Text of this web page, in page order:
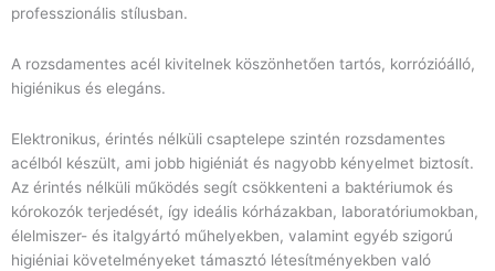
professzionális stílusban.
A rozsdamentes acél kivitelnek köszönhetően tartós, korrózióálló,
higiénikus és elegáns.
Elektronikus, érintés nélküli csaptelepe szintén rozsdamentes
acélból készült, ami jobb higiéniát és nagyobb kényelmet biztosít.
Az érintés nélküli működés segít csökkenteni a baktériumok és
kórokozók terjedését, így ideális kórházakban, laboratóriumokban,
élelmiszer- és italgyártó műhelyekben, valamint egyéb szigorú
higiéniai követelményeket támasztó létesítményekben való